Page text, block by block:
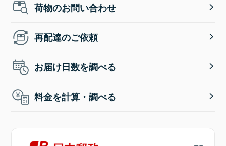
荷物のお問い合わせ
再配達のご依頼
お届け日数を調べる
料金を計算・調べる